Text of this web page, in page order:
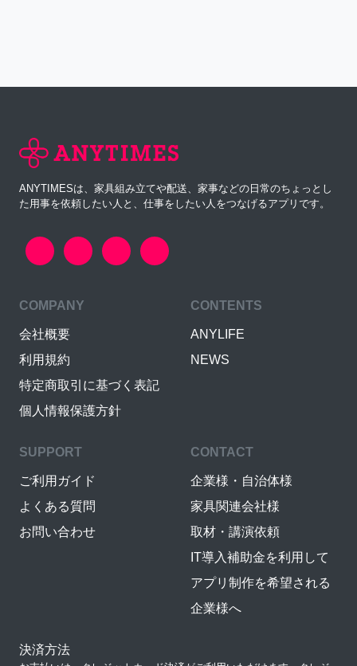
ANYTIMESは、家具組み立てや配送、家事などの日常のちょっとし
た用事を依頼したい人と、仕事をしたい人をつなげるアプリです。
COMPANY
会社概要
利用規約
特定商取引に基づく表記
個人情報保護方針
CONTENTS
ANYLIFE
NEWS
SUPPORT
ご利用ガイド
よくある質問
お問い合わせ
CONTACT
企業様・自治体様
家具関連会社様
取材・講演依頼
IT導入補助金を利用して
アプリ制作を希望される
企業様へ
決済方法